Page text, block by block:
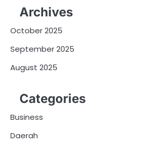
Archives
October 2025
September 2025
August 2025
Categories
Business
Daerah